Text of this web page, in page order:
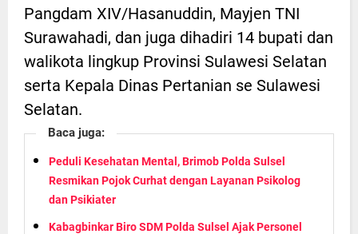
Pangdam XIV/Hasanuddin, Mayjen TNI
Surawahadi, dan juga dihadiri 14 bupati dan
walikota lingkup Provinsi Sulawesi Selatan
serta Kepala Dinas Pertanian se Sulawesi
Selatan.
Baca juga:
Peduli Kesehatan Mental, Brimob Polda Sulsel
Resmikan Pojok Curhat dengan Layanan Psikolog
dan Psikiater
Kabagbinkar Biro SDM Polda Sulsel Ajak Personel